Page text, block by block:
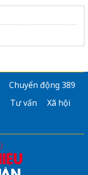
Chuyển động 389
Tư vấn
Xã hội